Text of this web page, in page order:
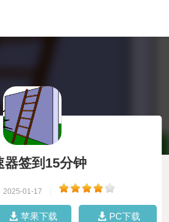
器签到15分钟
2025-01-17
苹果下载 PC下载